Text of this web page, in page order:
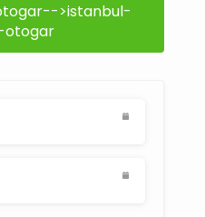
>istanbul-
otogar